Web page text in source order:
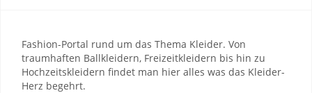
Fashion-Portal rund um das Thema Kleider. Von
traumhaften Ballkleidern, Freizeitkleidern bis hin zu
Hochzeitskleidern findet man hier alles was das Kleider-
Herz begehrt.